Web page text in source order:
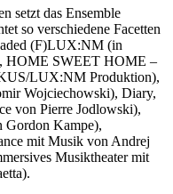
setzt das Ensemble
so verschiedene Facetten
(F)LUX:NM (in
HOME SWEET HOME –
LUX:NM Produktion),
Wojciechowski), Diary,
von Pierre Jodlowski),
Kampe),
mit Musik von Andrej
Musiktheater mit